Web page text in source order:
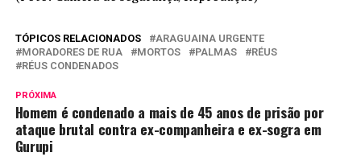
TÓPICOS RELACIONADOS
ARAGUAINA URGENTE
MORADORES DE RUA
MORTOS PALMAS
RÉUS
RÉUS CONDENADOS
PRÓXIMA
Homem é condenado a mais de 45 anos de prisão por
ataque brutal contra ex-companheira e ex-sogra em
Gurupi